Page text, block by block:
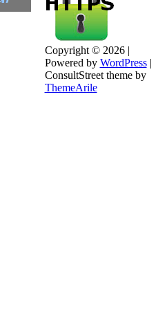
Copyright © 2026 |
Powered by WordPress |
ConsultStreet theme by
ThemeArile